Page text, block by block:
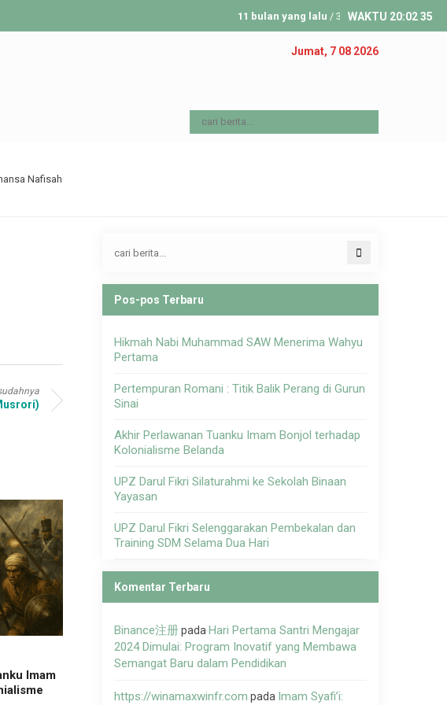
11 bulan yang lalu/ 31 Agustus 1991 Kirgizstan
WAKTU 20:0235
Jumat, 7 08 2026
Nafisah
Imam
Pos-pos Terbaru
Hikmah Nabi Muhammad SAW Menerima Wahyu
Pertama
Pertempuran Romani : Titik Balik Perang di Gurun
Sinai
Akhir Perlawanan Tuanku Imam Bonjol terhadap
Kolonialisme Belanda
UPZ Darul Fikri Silaturahmi ke Sekolah Binaan
Yayasan
UPZ Darul Fikri Selenggarakan Pembekalan dan
Training SDM Selama Dua Hari
Komentar Terbaru
Binance注册pada Hari Pertama Santri Mengajar
2024 Dimulai: Program Inovatif yang Membawa
Semangat Baru dalam Pendidikan
https://winamaxwinfr.com pada Imam Syafi’i: